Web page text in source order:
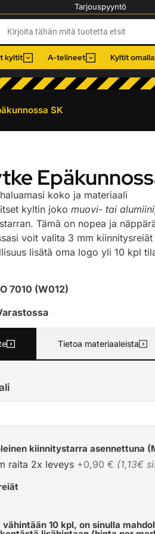
Tarjouspyyntö
kyltit A-telineet Kyltit
SK
koko ja materiaali
kyltin joko muovi- tai
Tämä on nopea ja
voit valita 3 mm kiinnitysreiät
lisätä oma logo yli 10 kpl
7010 (W012)
Tietoa materiaaleista
kiinnitystarra asennettuna
raita 2x leveys +0,90 € (1,13€
10 kpl, on sinulla